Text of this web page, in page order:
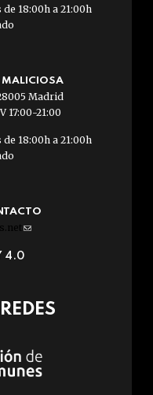
18:00h a 21:00h
MALICIOSA
Madrid
17:00-21:00
18:00h a 21:00h
(link
e-
4.0